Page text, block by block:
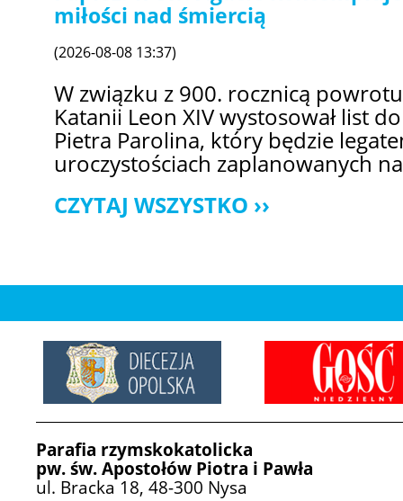
miłości nad śmiercią
(2026-08-08 13:37)
W związku z 900. rocznicą
Katanii Leon XIV wystosował list
Pietra Parolina, który będzie
uroczystościach zaplanowanych
CZYTAJ WSZYSTKO
Parafia rzymskokatolicka
pw. św. Apostołów Piotra i Pawła
ul. Bracka 18, 48-300 Nysa